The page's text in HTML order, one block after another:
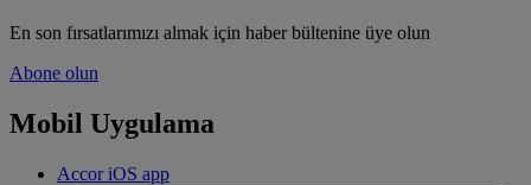
En son fırsatlarımızı almak için haber bültenine üye olun
Abone olun
Mobil Uygulama
Accor iOS app